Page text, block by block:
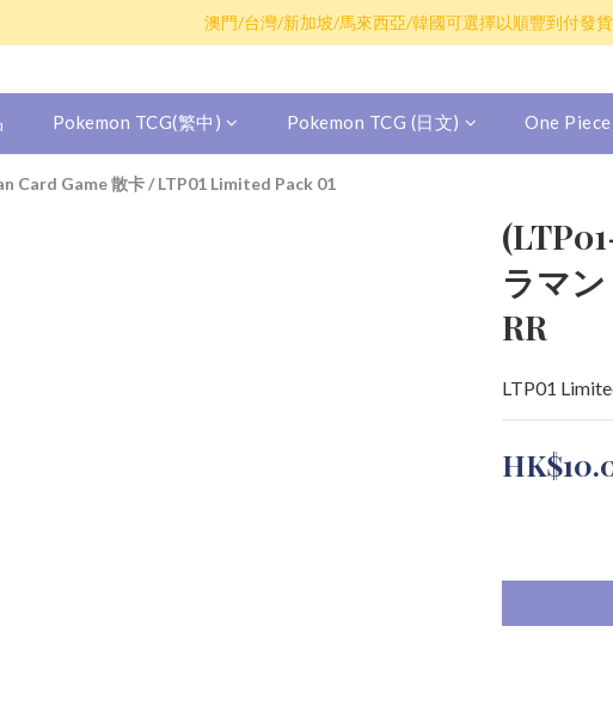
散卡買滿$100包平郵，全部產品買滿$800包順豐(香港境
澳門/台灣/新加坡/馬來西亞/韓國可選擇以順豐到付發貨
Pokemon TCG(繁中) Pokemon TCG (日文) One
Card Game 散卡/LTP01 Limited Pack 01
ラマ
RR
LTP01